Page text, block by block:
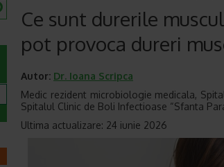
Ce sunt durerile
pot provoca dureri
Autor: Dr. Ioana Scripca
Medic rezident microbiologie medicala,
Spitalul Clinic de Boli Infectioase “Sfanta
Ultima actualizare: 24 iunie 2026